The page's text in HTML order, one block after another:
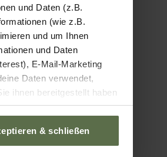
und Daten (z.B.
(wie z.B.
und um Ihnen
und Daten
E-Mail-Marketing
Daten verwendet,
ihnen bereitgestellt haben
übermittelte Daten
wirksam durchsetzen.
Union. Wenn
& schließen